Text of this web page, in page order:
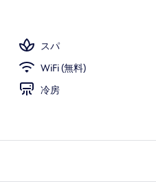
スパ
WiFi (無料)
冷房